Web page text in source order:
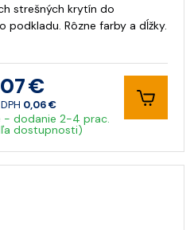
strešných krytín do
podkladu. Rôzne farby a dĺžky.
€
0,06 €
- dodanie 2-4 prac.
dostupnosti)